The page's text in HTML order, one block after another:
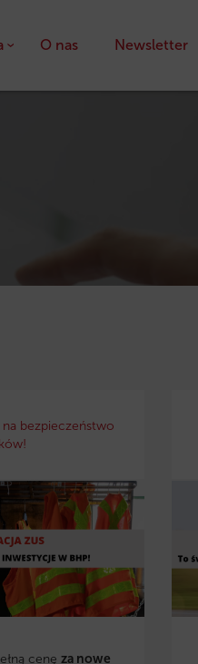
O nas Newsletter
na bezpieczeństwo
cenęza nowe